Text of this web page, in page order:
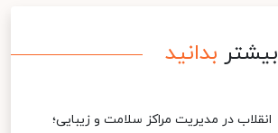
بیشتر بدانید
انقلاب در مدیریت مراکز سلامت و زیبایی؛